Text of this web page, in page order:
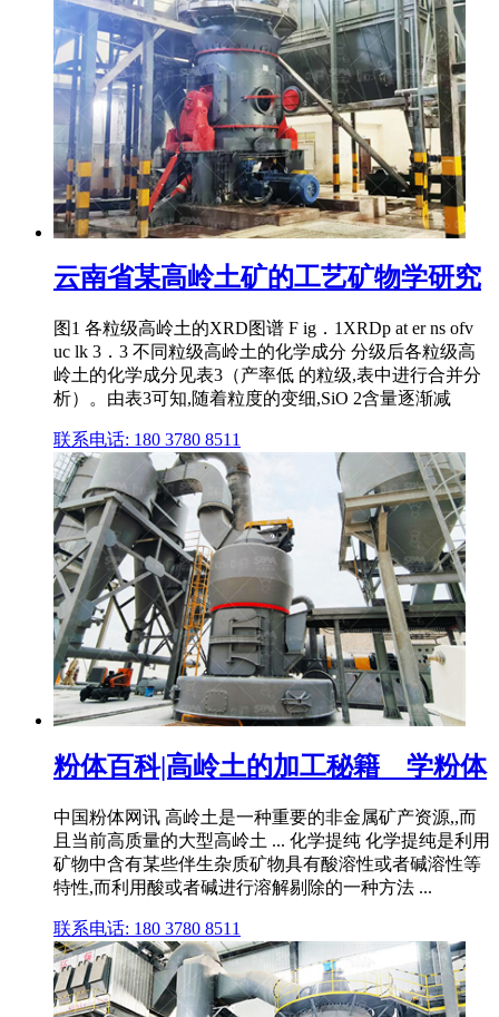
云南省某高岭土矿的工艺矿物学研究
图1 各粒级高岭土的XRD图谱 F ig．1XRDp at er ns ofv
uc lk 3．3 不同粒级高岭土的化学成分 分级后各粒级高
岭土的化学成分见表3（产率低 的粒级,表中进行合并分
析）。由表3可知,随着粒度的变细,SiO 2含量逐渐减
联系电话: 180 3780 8511
粉体百科|高岭土的加工秘籍 _ 学粉体
中国粉体网讯 高岭土是一种重要的非金属矿产资源,,而
且当前高质量的大型高岭土 ... 化学提纯 化学提纯是利用
矿物中含有某些伴生杂质矿物具有酸溶性或者碱溶性等
特性,而利用酸或者碱进行溶解剔除的一种方法 ...
联系电话: 180 3780 8511